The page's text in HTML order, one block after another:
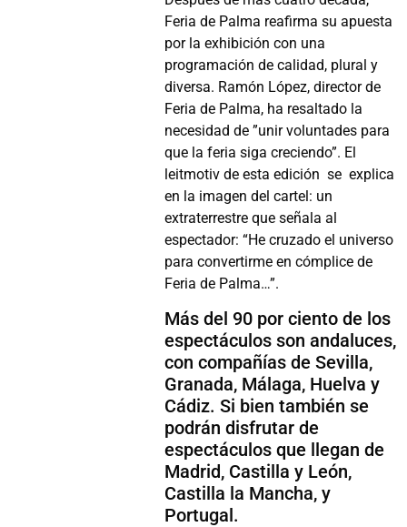
Feria de Palma reafirma suapuesta
por la exhibición con una
programación de calidad, plural y
diversa. Ramón López, director de
Feria de Palma, ha resaltado la
necesidad de ”unir voluntades para
que la feria siga creciendo”. El
leitmotiv de esta edición se explica
en la imagen del cartel: un
extraterrestre que señala al
espectador: “He cruzado el universo
para convertirme en cómplice de
Feria de Palma…”.
Más del 90 por ciento de los
espectáculos son andaluces,
con compañías de Sevilla,
Granada, Málaga, Huelva y
Cádiz. Si bien también se
podrán disfrutar de
espectáculos que llegan de
Madrid, Castilla y León,
Castilla la Mancha, y
Portugal.